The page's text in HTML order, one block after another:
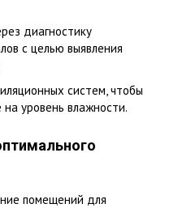
диагностику
с целью выявления
систем, чтобы
уровень влажности.
помещений для